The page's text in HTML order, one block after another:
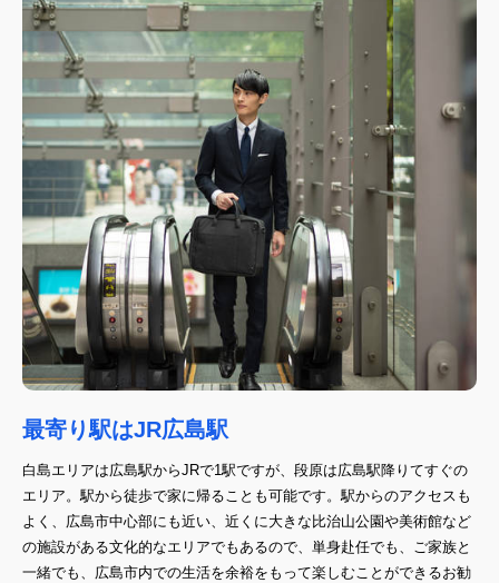
最寄り駅はJR広島駅
白島エリアは広島駅からJRで1駅ですが、段原は広島駅降りてすぐの
エリア。駅から徒歩で家に帰ることも可能です。駅からのアクセスも
よく、広島市中心部にも近い、近くに大きな比治山公園や美術館など
の施設がある文化的なエリアでもあるので、単身赴任でも、ご家族と
一緒でも、広島市内での生活を余裕をもって楽しむことができるお勧